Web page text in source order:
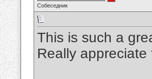
Собеседник
This is such a
Really